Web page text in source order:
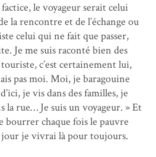
le voyageur serait celui
la rencontre et de l’échange ou
celui qui ne fait que passer,
Je me suis raconté bien des
c’est certainement lui,
pas moi. Moi, je baragouine
je vis dans des familles, je
la rue… Je suis un voyageur. » Et
bourrer chaque fois le pauvre
jour je vivrai là pour toujours.